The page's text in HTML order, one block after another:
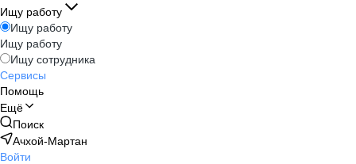
Ищу работу
Ищу работу
Ищу работу
Ищу сотрудника
Сервисы
Помощь
Ещё
Поиск
Ачхой-Мартан
Войти